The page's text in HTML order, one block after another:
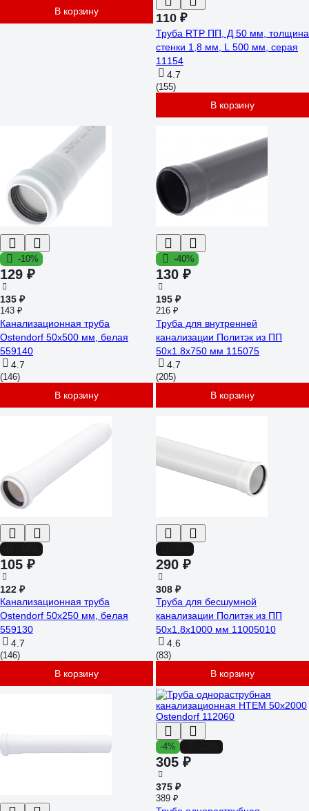
В корзину 110 ₽
Труба RTP ПП, Д 50 мм, толщина
стенки 1,8 мм, L 500 мм, серая
11154
4.7
(155)
В корзину
-10%
129 ₽
135 ₽
143 ₽
Канализационная труба
Ostendorf 50х500 мм, белая
559140
4.7
(146)
В корзину
-40%
130 ₽
195 ₽
216 ₽
Труба для внутренней
канализации Политэк из ПП
50х1.8х750 мм 115075
4.7
(205)
В корзину
105 ₽
122 ₽
Канализационная труба
Ostendorf 50х250 мм, белая
559130
4.7
(146)
В корзину
290 ₽
308 ₽
Труба для бесшумной
канализации Политэк из ПП
50х1.8х1000 мм 11005010
4.6
(83)
В корзину
-4%
305 ₽
375 ₽
389 ₽